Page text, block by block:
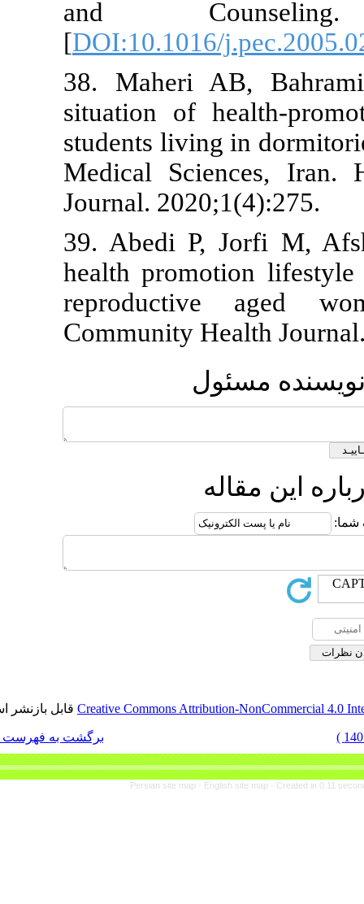
and
[
38. Maheri
situation of
students
Medical
Journal.
39. Abedi
health
Community
Creative Commonsقابل بازنشر است.
Persian site map -